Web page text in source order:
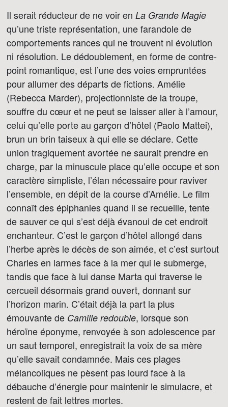
Il serait réducteur de ne voir en La Grande Magie
qu’une triste représentation, une farandole de
comportements rances qui ne trouvent ni évolution
ni résolution. Le dédoublement, en forme de contre-
point romantique, est l’une des voies empruntées
pour allumer des départs de fictions. Amélie
(Rebecca Marder), projectionniste de la troupe,
souffre du cœur et ne peut se laisser aller à l’amour,
celui qu’elle porte au garçon d’hôtel (Paolo Mattei),
brun un brin taiseux à qui elle se déclare. Cette
union tragiquement avortée ne saurait prendre en
charge, par la minuscule place qu’elle occupe et son
caractère simpliste, l’élan nécessaire pour raviver
l’ensemble, en dépit de la course d’Amélie. Le film
connaît des épiphanies quand il se recueille, tente
de sauver ce qui s’est déjà évanoui de cet endroit
enchanteur. C’est le garçon d’hôtel allongé dans
l’herbe après le décès de son aimée, et c’est surtout
Charles en larmes face à la mer qui le submerge,
tandis que face à lui danse Marta qui traverse le
cercueil désormais grand ouvert, donnant sur
l’horizon marin. C’était déjà la part la plus
émouvante de Camille redouble, lorsque son
héroïne éponyme, renvoyée à son adolescence par
un saut temporel, enregistrait la voix de sa mère
qu’elle savait condamnée. Mais ces plages
mélancoliques ne pèsent pas lourd face à la
débauche d’énergie pour maintenir le simulacre, et
restent de fait lettres mortes.